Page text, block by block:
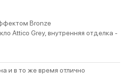
Bronze
Attico Grey, внутренняя отделка -
и в то же время отлично